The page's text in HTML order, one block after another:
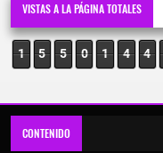
VISTAS A LA PÁGINA TOTALES
1 5 5 0 1 4 4
CONTENIDO